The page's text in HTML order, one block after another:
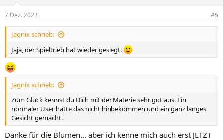
7 Dez. 2023 #5
Jagnix schrieb:
Jaja, der Spieltrieb hat wieder gesiegt.
Jagnix schrieb:
Zum Glück kennst du Dich mit der Materie sehr gut aus. Ein
normaler User hätte das nicht hinbekommen und ein ganz langes
Gesicht gemacht.
Danke für die Blumen... aber ich kenne mich auch erst JETZT